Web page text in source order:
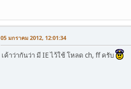
05 มกราคม 2012, 12:01:34
เค้าว่ากันว่า มี IE ไว้ใช้ โหลด ch, ff ครับ